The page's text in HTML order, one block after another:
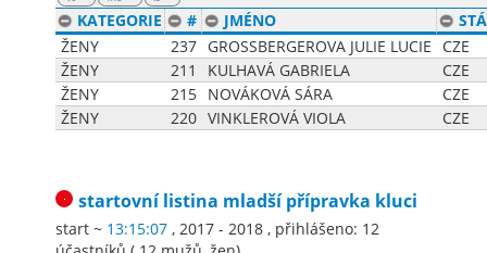
KATEGORIE # JMÉNO
ŽENY
237 GROSSBERGEROVA JULIE LUCIE
CZE
ŽENY
211 KULHAVÁ GABRIELA
CZE
ŽENY
215 NOVÁKOVÁ SÁRA
CZE
ŽENY
220 VINKLEROVÁ VIOLA CZE
startovní listina mladší přípravka kluci
start ~ 13:15:07 , 2017 - 2018, přihlášeno: 12